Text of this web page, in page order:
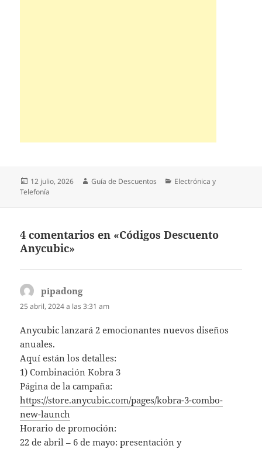
Publicado
el
12 julio, 2026 Autor
Guía de Descuentos Categorías
Electrónica y
Telefonía
4 comentarios en «Códigos Descuento
Anycubic»
pipadongdice:
25 abril, 2024 a las 3:31 am
Anycubic lanzará 2 emocionantes nuevos diseños
anuales.
Aquí están los detalles:
1) Combinación Kobra 3
Página de la campaña:
https://store.anycubic.com/pages/kobra-3-combo-
new-launch
Horario de promoción:
22 de abril – 6 de mayo: presentación y